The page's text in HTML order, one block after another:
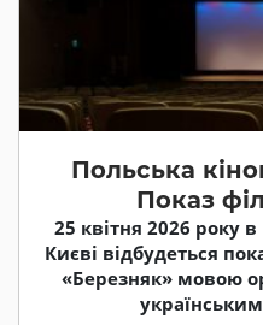
Польська
Показ
25 квітня 2026 року
Києві відбудеться
«Березняк» мовою